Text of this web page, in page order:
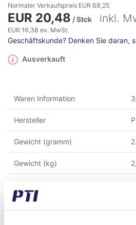
Normaler Verkaufspreis EUR 68,25
EUR 20,48 / Stck inkl.
EUR 16,38 ex. MwSt.
Geschäftskunde? Denken Sie daran,
Ausverkauft
Waren Information
Hersteller
Gewicht (gramm)
Gewicht (kg)